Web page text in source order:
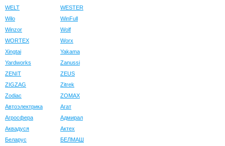
WELT
WESTER
Wilo
WinFull
Winzor
Wolf
WORTEX
Worx
Xingtai
Yakama
Yardworks
Zanussi
ZENIT
ZEUS
ZIGZAG
Zitrek
Zodiac
ZOMAX
Автоэлектрика
Агат
Агросфера
Адмирал
Аквадуся
Актех
Беларус
БЕЛМАШ